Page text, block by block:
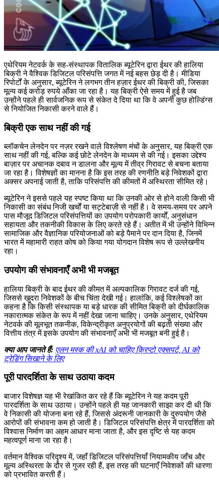
एथेरियम नेटवर्क के सह-संस्थापक वितालिक ब्यूटेरिन द्वारा ईथर की हालिया
बिक्री ने वैश्विक डिजिटल परिसंपत्ति जगत में नई बहस छेड़ दी है। मीडिया
रिपोर्टों के अनुसार, ब्यूटेरिन ने लगभग तीन हज़ार ईथर की बिक्री की, जिसका
मूल्य कई करोड़ रुपये आँका जा रहा है। यह बिक्री ऐसे समय में हुई है जब
उन्होंने पहले ही सार्वजनिक रूप से संकेत दे दिया था कि वे अपनी कुछ होल्डिंग्स
से नियोजित निकासी करने वाले हैं।
बिक्री एक साथ नहीं की गई
ब्लॉकचेन लेनदेन पर नज़र रखने वाले विश्लेषण मंचों के अनुसार, यह बिक्री एक
साथ नहीं की गई, बल्कि कई छोटे लेनदेन के माध्यम से की गई। इसका उद्देश्य
बाज़ार पर अचानक दबाव न डालना और मूल्य में तीव्र गिरावट से बचना बताया
जा रहा है। विशेषज्ञों का मानना है कि इस तरह की रणनीति बड़े निवेशकों द्वारा
अक्सर अपनाई जाती है, ताकि परिसंपत्ति की कीमतों में अस्थिरता सीमित रहे।
ब्यूटेरिन ने इससे पहले यह स्पष्ट किया था कि उनकी ओर से होने वाली किसी भी
निकासी का संबंध निजी खर्चों या सट्टेबाज़ी से नहीं है। वे समय-समय पर अपने
पास मौजूद डिजिटल परिसंपत्तियों का उपयोग परोपकारी कार्यों, अनुसंधान
सहायता और तकनीकी विकास के लिए करते रहे हैं। अतीत में भी उन्होंने विभिन्न
सामाजिक और वैज्ञानिक परियोजनाओं को बड़े पैमाने पर दान दिया है, जिनमें
भारत में महामारी राहत कोष को किया गया योगदान विशेष रूप से उल्लेखनीय
रहा।
उपयोग की संभावनाएँ अभी भी मजबूत
हालिया बिक्री के बाद ईथर की कीमत में अल्पकालिक गिरावट दर्ज की गई,
जिससे खुदरा निवेशकों के बीच चिंता देखी गई। हालांकि, कई विश्लेषकों का
कहना है कि किसी संस्थापक या बड़े धारक की सीमित बिक्री को दीर्घकालिक
नकारात्मक संकेत के रूप में नहीं देखा जाना चाहिए। उनके अनुसार, एथेरियम
नेटवर्क की मूलभूत तकनीक, विकेन्द्रीकृत अनुप्रयोगों की बढ़ती संख्या और
वित्तीय तंत्र में इसके उपयोग की संभावनाएँ अभी भी मजबूत बनी हुई है।
क्या आप जानते हैं: एलन मस्क की xAI को चाहिए क्रिप्टो एक्सपर्ट, AI को
ट्रेडिंग सिखाने के लिए
पूरी पारदर्शिता के साथ उठाया कदम
बाजार विशेषज्ञ यह भी रेखांकित कर रहे हैं कि ब्यूटेरिन ने यह कदम पूरी
पारदर्शिता के साथ उठाया। उन्होंने पहले ही यह जानकारी साझा कर दी थी कि
वे निकासी की योजना बना रहे हैं, जिससे अंदरूनी जानकारी के दुरुपयोग जैसे
आरोपों की संभावना कम हो जाती है। डिजिटल परिसंपत्ति क्षेत्र में पारदर्शिता को
विश्वास निर्माण का अहम आधार माना जाता है, और इस दृष्टि से यह कदम
महत्वपूर्ण माना जा रहा है।
वर्तमान वैश्विक परिदृश्य में, जहाँ डिजिटल परिसंपत्तियाँ नियामकीय जाँच और
मूल्य अस्थिरता के दौर से गुजर रही हैं, इस तरह की घटनाएँ निवेशकों की धारणा
को प्रभावित करती हैं।